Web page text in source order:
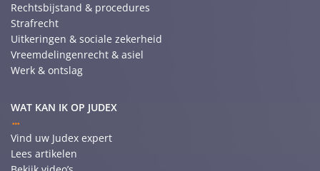
Rechtsbijstand & procedures
Strafrecht
Uitkeringen & sociale zekerheid
Vreemdelingenrecht & asiel
Werk & ontslag
WAT KAN IK OP JUDEX
Vind uw Judex expert
Lees artikelen